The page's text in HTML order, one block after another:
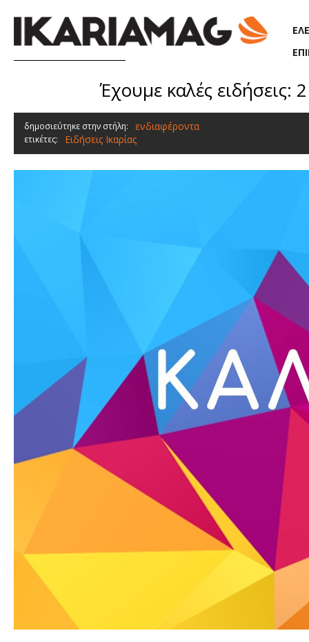
Έχουμε καλές ειδήσεις:
δημοσιεύτηκε στην στήλη: ενδιαφέροντα
ετικέτες: Ειδήσεις Ικαρίας